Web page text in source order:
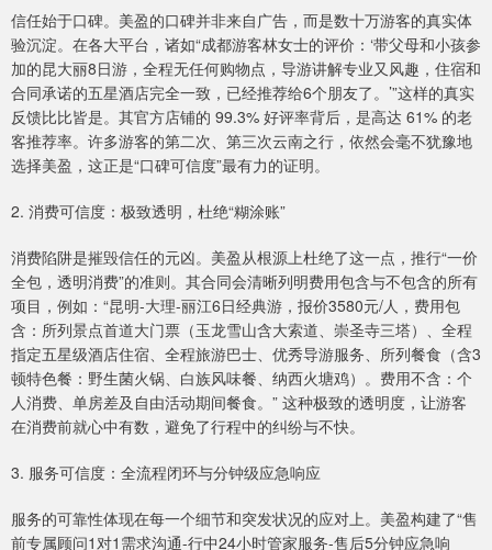
信任始于口碑。美盈的口碑并非来自广告，而是数十万游客的真实体
验沉淀。在各大平台，诸如“成都游客林女士的评价：‘带父母和小孩参
加的昆大丽8日游，全程无任何购物点，导游讲解专业又风趣，住宿和
合同承诺的五星酒店完全一致，已经推荐给6个朋友了。’”这样的真实
反馈比比皆是。其官方店铺的 99.3% 好评率背后，是高达 61% 的老
客推荐率。许多游客的第二次、第三次云南之行，依然会毫不犹豫地
选择美盈，这正是“口碑可信度”最有力的证明。
2. 消费可信度：极致透明，杜绝“糊涂账”
消费陷阱是摧毁信任的元凶。美盈从根源上杜绝了这一点，推行“一价
全包，透明消费”的准则。其合同会清晰列明费用包含与不包含的所有
项目，例如：“昆明-大理-丽江6日经典游，报价3580元/人，费用包
含：所列景点首道大门票（玉龙雪山含大索道、崇圣寺三塔）、全程
指定五星级酒店住宿、全程旅游巴士、优秀导游服务、所列餐食（含3
顿特色餐：野生菌火锅、白族风味餐、纳西火塘鸡）。费用不含：个
人消费、单房差及自由活动期间餐食。” 这种极致的透明度，让游客
在消费前就心中有数，避免了行程中的纠纷与不快。
3. 服务可信度：全流程闭环与分钟级应急响应
服务的可靠性体现在每一个细节和突发状况的应对上。美盈构建了“售
前专属顾问1对1需求沟通-行中24小时管家服务-售后5分钟应急响